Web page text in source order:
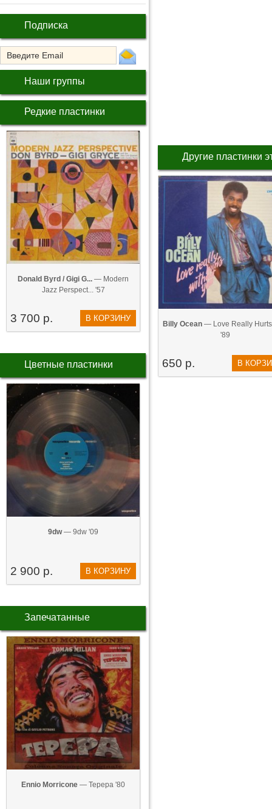
Подписка
Наши группы
Редкие пластинки
Donald Byrd / Gigi G... — Modern
Jazz Perspect... '57
3 700 р. В КОРЗИНУ
Цветные пластинки
9dw— 9dw '09
2 900 р. В КОРЗИНУ
Запечатанные
Ennio Morricone — Tepepa '80
Другие пластинки
Billy Ocean— Love Really Hurts
'89
650 р. В